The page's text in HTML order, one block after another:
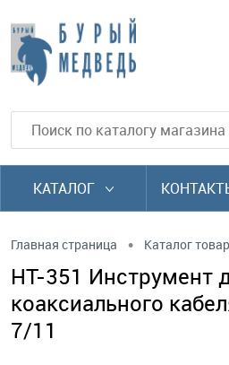
КАТАЛОГ
Главная страница • Каталог
HT-351 Инструмент
коаксиального
7/11